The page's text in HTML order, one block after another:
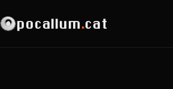
pocallum.cat